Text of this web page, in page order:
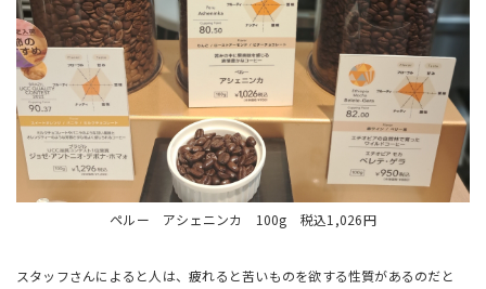
ペルー アシェニンカ 100g 税込1,026円
スタッフさんによると人は、疲れると苦いものを欲する性質があるのだと